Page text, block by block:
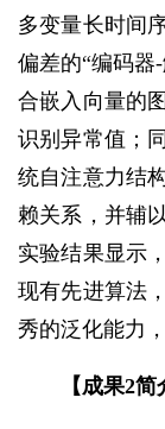
多变量长时间
偏差的“编码器
合嵌入向量的
识别异常值；
统自注意力结
赖关系，并辅
实验结果显示
现有先进算法
秀的泛化能力
【成果2简